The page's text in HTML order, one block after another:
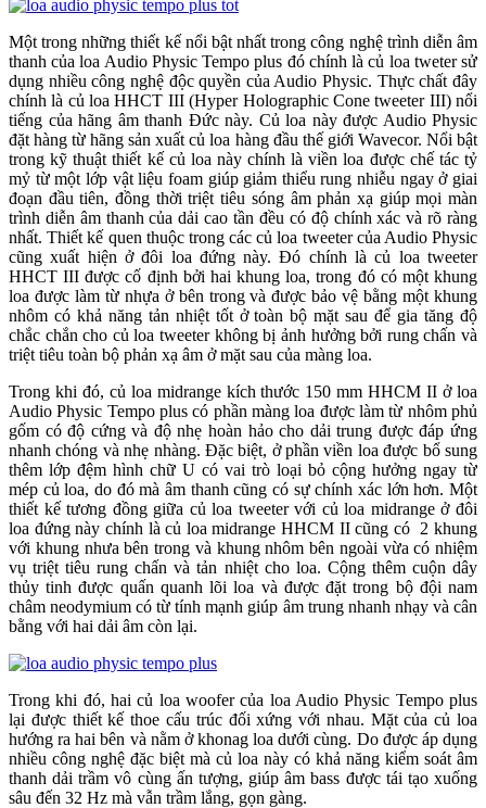
Một trong những thiết kế nổi bật nhất trong công nghệ trình diễn âm
thanh của loa Audio Physic Tempo plus đó chính là củ loa tweter sử
dụng nhiều công nghệ độc quyền của Audio Physic. Thực chất đây
chính là củ loa HHCT III (Hyper Holographic Cone tweeter III) nổi
tiếng của hãng âm thanh Đức này. Củ loa này được Audio Physic
đặt hàng từ hãng sản xuất củ loa hàng đầu thế giới Wavecor. Nổi bật
trong kỹ thuật thiết kế củ loa này chính là viền loa được chế tác tỷ
mỷ từ một lớp vật liệu foam giúp giảm thiểu rung nhiễu ngay ở giai
đoạn đầu tiên, đồng thời triệt tiêu sóng âm phản xạ giúp mọi màn
trình diễn âm thanh của dải cao tần đều có độ chính xác và rõ ràng
nhất. Thiết kế quen thuộc trong các củ loa tweeter của Audio Physic
cũng xuất hiện ở đôi loa đứng này. Đó chính là củ loa tweeter
HHCT III được cố định bởi hai khung loa, trong đó có một khung
loa được làm từ nhựa ở bên trong và được bảo vệ bằng một khung
nhôm có khả năng tản nhiệt tốt ở toàn bộ mặt sau để gia tăng độ
chắc chắn cho củ loa tweeter không bị ảnh hưởng bởi rung chấn và
triệt tiêu toàn bộ phản xạ âm ở mặt sau của màng loa.
Trong khi đó, củ loa midrange kích thước 150 mm HHCM II ở loa
Audio Physic Tempo plus có phần màng loa được làm từ nhôm phủ
gốm có độ cứng và độ nhẹ hoàn hảo cho dải trung được đáp ứng
nhanh chóng và nhẹ nhàng. Đặc biệt, ở phần viền loa được bổ sung
thêm lớp đệm hình chữ U có vai trò loại bỏ cộng hưởng ngay từ
mép củ loa, do đó mà âm thanh cũng có sự chính xác lớn hơn. Một
thiết kế tương đồng giữa củ loa tweeter với củ loa midrange ở đôi
loa đứng này chính là củ loa midrange HHCM II cũng có 2 khung
với khung nhưa bên trong và khung nhôm bên ngoài vừa có nhiệm
vụ triệt tiêu rung chấn và tản nhiệt cho loa. Cộng thêm cuộn dây
thủy tinh được quấn quanh lõi loa và được đặt trong bộ đội nam
châm neodymium có từ tính mạnh giúp âm trung nhanh nhạy và cân
bằng với hai dải âm còn lại.
Trong khi đó, hai củ loa woofer của loa Audio Physic Tempo plus
lại được thiết kế thoe cấu trúc đối xứng với nhau. Mặt của củ loa
hướng ra hai bên và nằm ở khonag loa dưới cùng. Do được áp dụng
nhiều công nghệ đặc biệt mà củ loa này có khả năng kiểm soát âm
thanh dải trầm vô cùng ấn tượng, giúp âm bass được tái tạo xuống
sâu đến 32 Hz mà vẫn trầm lắng, gọn gàng.